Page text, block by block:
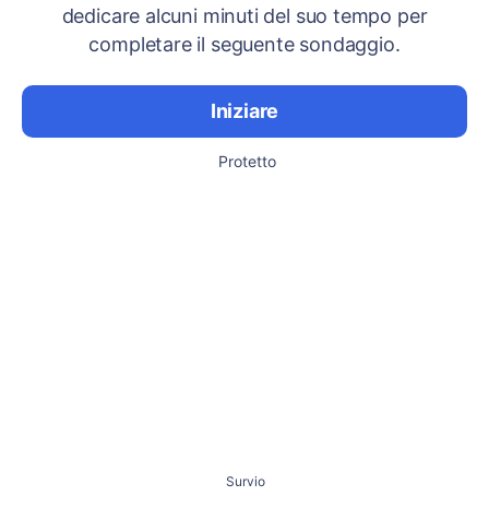
dedicare alcuni minuti del suo tempo per
completare il seguente sondaggio.
Iniziare
Protetto
Survio